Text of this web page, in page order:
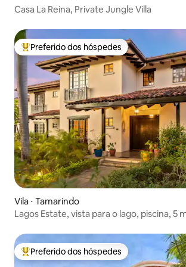
Casa La Reina, Private Jungle Villa
Entre os melhores preferidos dos
Preferido dos hóspedes
Vila ⋅ Tamarindo
Lagos Estate, vista para o lago, piscina, 5
Entre os melhores preferidos dos
Preferido dos hóspedes